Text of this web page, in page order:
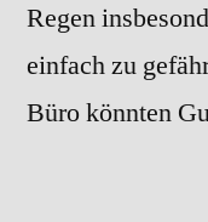
Regen
einfach zu
Büro könnten